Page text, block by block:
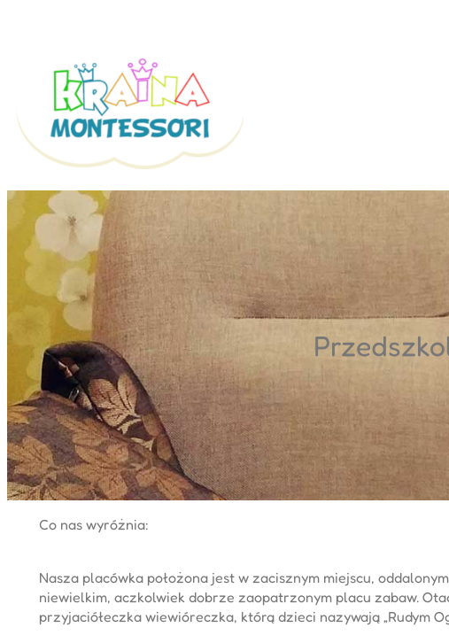
Co nas wyróżnia:
Nasza placówka położona jest w zacisznym miejscu,
niewielkim, aczkolwiek dobrze zaopatrzonym placu zabaw.
przyjaciółeczka wiewióreczka, którą dzieci nazywają „Rudym